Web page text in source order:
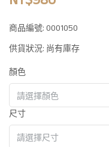
商品編號: 0001050
供貨狀況: 尚有庫存
顏色
請選擇顏色
尺寸
請選擇尺寸